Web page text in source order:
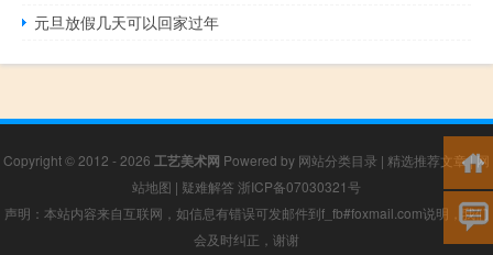
元旦放假几天可以回家过年
Copyright © 2012 - 2026 工艺美术网 Powered by 网站分类目录 | 精选推荐文章|网
站地图 | 疑难解答 浙ICP备07030321号
声明：本站内容来自互联网，如信息有错误可发邮件到f_fb#foxmail.com说明，我们
会及时纠正，谢谢